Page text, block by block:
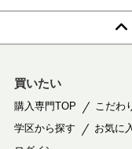
買いたい
購入専門TOP こだわ
学区から探す
お気に